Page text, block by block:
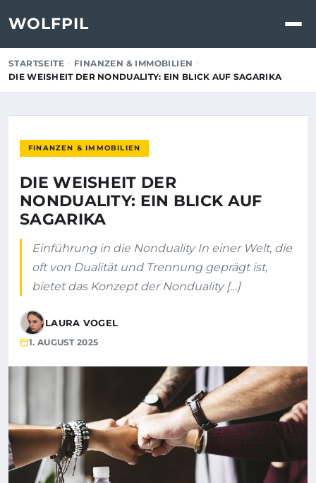
WOLFPIL
STARTSEITE
FINANZEN & IMMOBILIEN
DIE WEISHEIT DER NONDUALITY: EIN BLICK AUF SAGARIKA
FINANZEN & IMMOBILIEN
DIE WEISHEIT DER
NONDUALITY: EIN BLICK AUF
SAGARIKA
Einführung in die Nonduality In einer Welt, die
oft von Dualität und Trennung geprägt ist,
bietet das Konzept der Nonduality […]
LAURA VOGEL
1. AUGUST 2025